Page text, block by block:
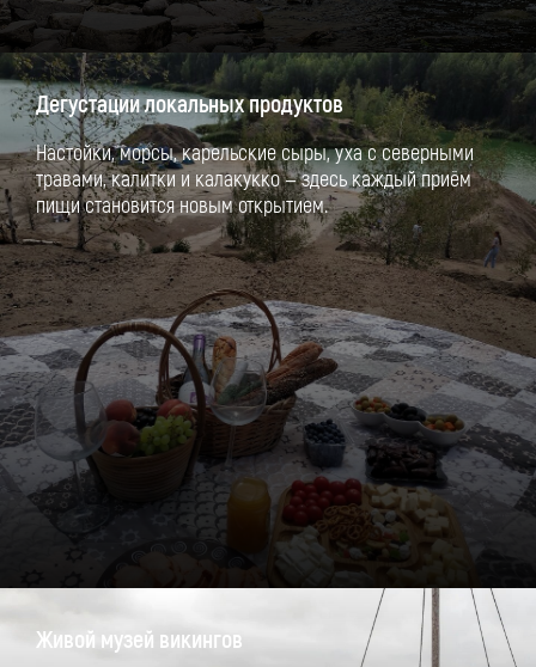
Дегустации локальных продуктов
Настойки, морсы, карельские сыры, уха с северными
травами, калитки и калакукко — здесь каждый приём
пищи становится новым открытием.
Живой музей викингов